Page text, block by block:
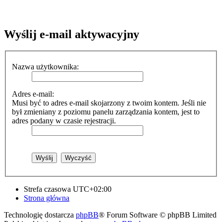
Wyślij e-mail aktywacyjny
Nazwa użytkownika:
Adres e-mail:
Musi być to adres e-mail skojarzony z twoim kontem. Jeśli nie
był zmieniany z poziomu panelu zarządzania kontem, jest to
adres podany w czasie rejestracji.
Strefa czasowa UTC+02:00
Strona główna
Technologię dostarcza phpBB® Forum Software © phpBB Limited